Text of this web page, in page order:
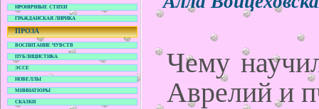
ИРОНИЧНЫЕ СТИХИ
ГРАЖДАНСКАЯ ЛИРИКА
ПРОЗА
ВОСПИТАНИЕ ЧУВСТВ
ПУБЛИЦИСТИКА
ЭССЕ
НОВЕЛЛЫ
МИНИАТЮРЫ
СКАЗКИ
Чему
Аврелий и